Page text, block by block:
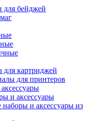
для бейджей
для картриджей
для принтеров
и аксессуары
и аксессуары из